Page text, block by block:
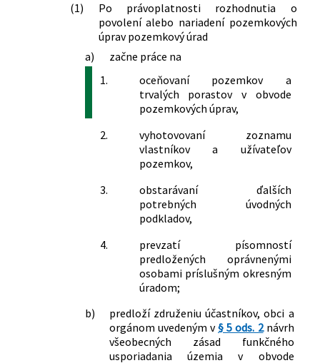
zákona č. 46/2024 Z. z.
Zákon o zmene a doplnení niektorých
zákonov v súvislosti so zmenami
vyvolanými Stavebným zákonom
308/2025 Z. z.
Zákon, ktorým sa mení a dopĺňa zákon
č. 504/2003 Z. z. o nájme
poľnohospodárskych pozemkov,
lesných pozemkov a o zmene
niektorých zákonov v znení neskorších
predpisov a ktorým sa menia a
dopĺňajú niektoré zákony
(1)
Po právoplatnosti rozhodnutia o
povolení alebo nariadení pozemkových
úprav pozemkový úrad
a)
začne práce na
1.
oceňovaní pozemkov a
trvalých porastov v obvode
pozemkových úprav,
2.
vyhotovovaní zoznamu
vlastníkov a užívateľov
pozemkov,
3.
obstarávaní ďalších
potrebných úvodných
podkladov,
4.
prevzatí písomností
predložených oprávnenými
osobami príslušným okresným
úradom;
b)
predloží združeniu účastníkov, obci a
orgánom uvedeným v§ 5 ods. 2návrh
všeobecných zásad funkčného
usporiadania územia v obvode